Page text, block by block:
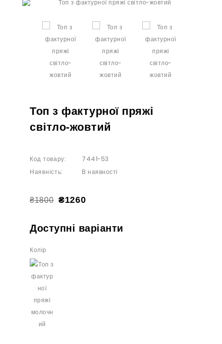
Топ з фактурної пряжі
світло-жовтий
Код товару: 7441-53
Наявність: В наявності
₴1800 ₴1260
Доступні варіанти
Колір